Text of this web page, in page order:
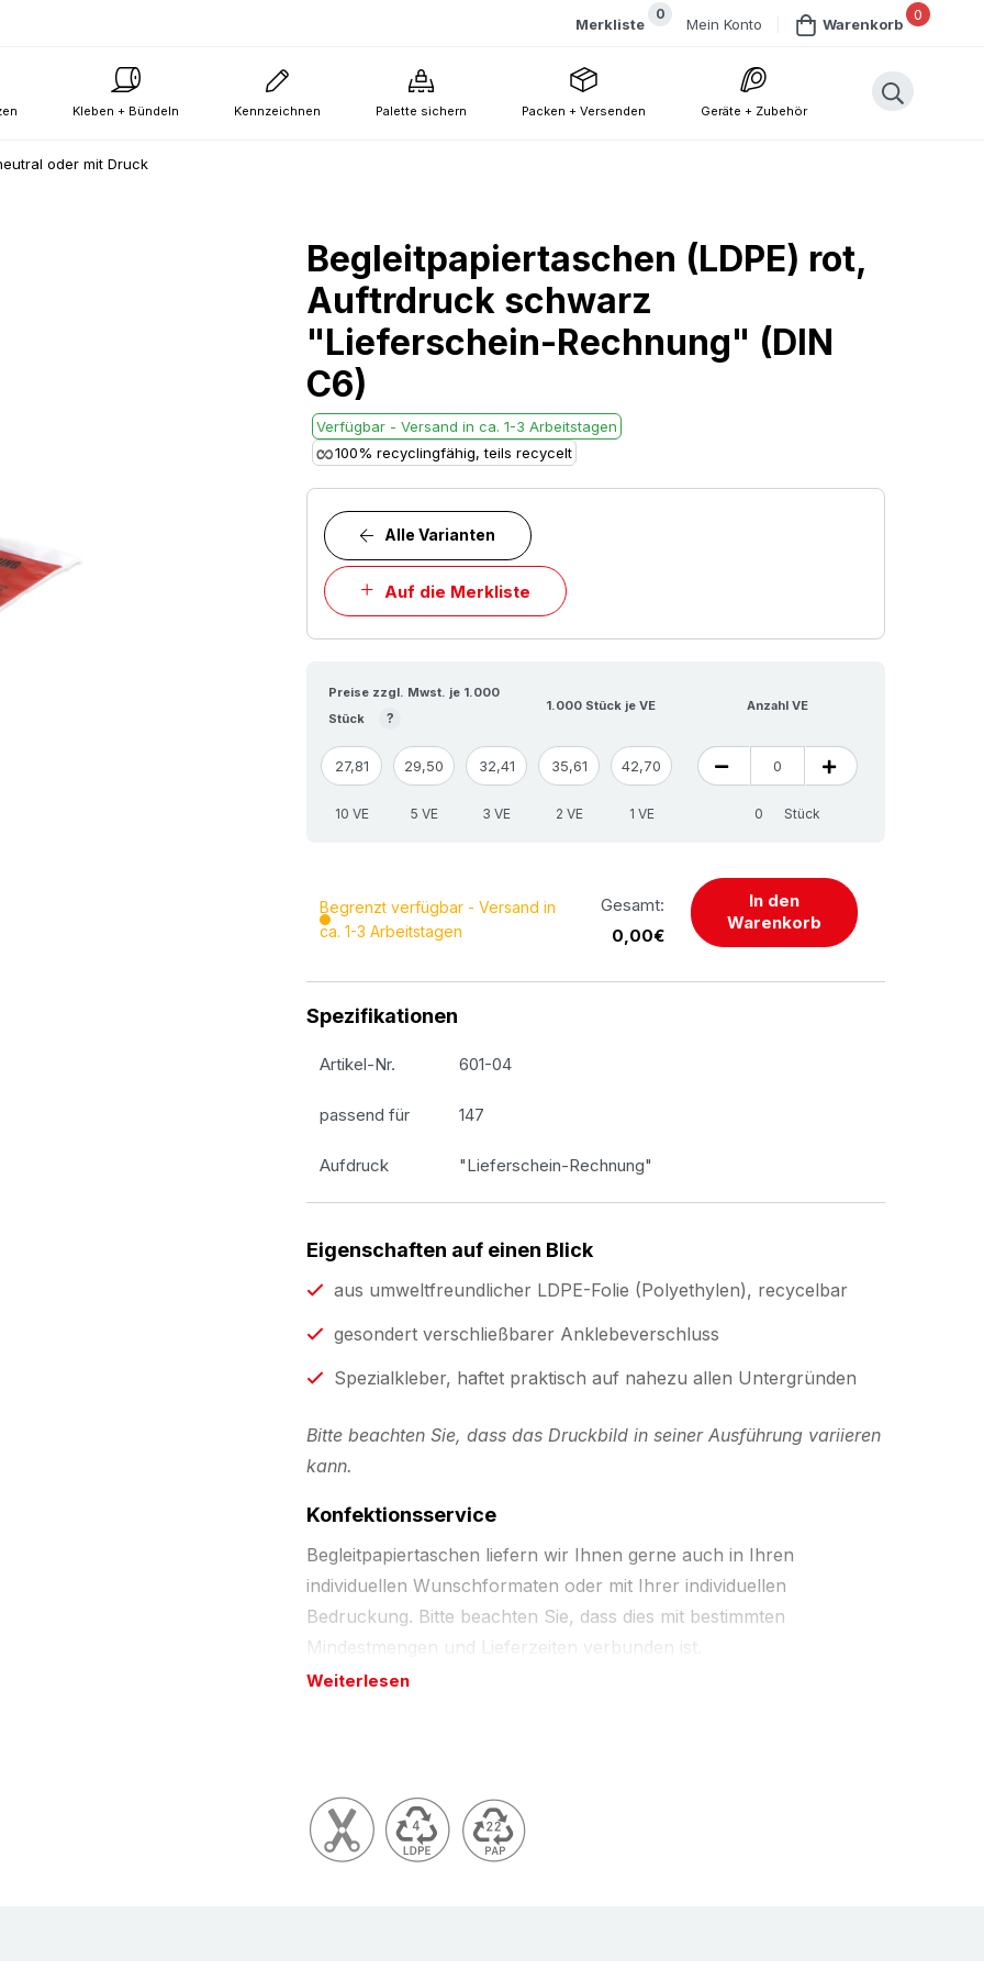
0
Merkliste Mein Konto
0
Warenkorb
Kleben + Bündeln Kennzeichnen Palette sichern Packen + Versenden Geräte + Zubehör
oder mit Druck
Begleitpapiertaschen (LDPE) rot,
Auftrdruck schwarz
"Lieferschein-Rechnung" (DIN
C6)
Verfügbar - Versand in ca. 1-3 Arbeitstagen
100% recyclingfähig, teils recycelt
Auf die Merkliste
Alle Varianten
Preise zzgl. Mwst. je 1.000
Stück
?
1.000 Stück je VE Anzahl VE
27,81 29,50 32,41 35,61 42,70
10 VE 5 VE 3 VE 2 VE 1 VE Stück
Begrenzt verfügbar - Versand in
ca. 1-3 Arbeitstagen
Gesamt:
0,00€
In den
Warenkorb
Spezifikationen
Artikel-Nr. 601-04
passend für 147
Aufdruck "Lieferschein-Rechnung"
Eigenschaften auf einen Blick
aus umweltfreundlicher LDPE-Folie (Polyethylen), recycelbar
gesondert verschließbarer Anklebeverschluss
Spezialkleber, haftet praktisch auf nahezu allen Untergründen
Bitte beachten Sie, dass das Druckbild in seiner Ausführung variieren
kann.
Konfektionsservice
Begleitpapiertaschen liefern wir Ihnen gerne auch in Ihren
individuellen Wunschformaten oder mit Ihrer individuellen
Bedruckung. Bitte beachten Sie, dass dies mit bestimmten
Mindestmengen und Lieferzeiten verbunden ist.
Lieferscheine, Rechnungen, Garantiekarten, Bedienungsanleitungen
oder sonstigen Dokumente. Außen auf Ihren Packgütern angebracht
und damit kundenfreundlich sofort auffindbar. Einfaches Handling
Weiterlesen